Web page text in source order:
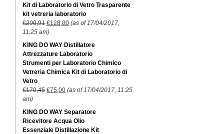
Kit di Laboratorio di Vetro Trasparente
kit vetreria laboratorio
€290,91 €128,00 (as of 17/04/2017,
11:25 am)
KING DO WAY Distillatore
Attrezzature Laboratorio
Strumenti per Laboratorio Chimico
Vetreria Chimica Kit di Laboratorio di
Vetro
€170,45 €75,00 (as of 17/04/2017, 11:25
am)
KING DO WAY Separatore
Ricevitore Acqua Olio
Essenziale Distillazione Kit